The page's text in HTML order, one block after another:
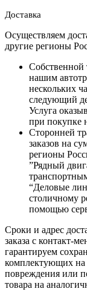
Доставка
Осуществляем
другие регионы
Собственной
нашим
нескольких
следующий
Услуга
при покупке
Сторонней
заказов на
регионы
”Рядный
“Деловые
столичному
помощью
Сроки и адрес
заказа с контакт-
гарантируем
комплектующих на
повреждения или
товара на